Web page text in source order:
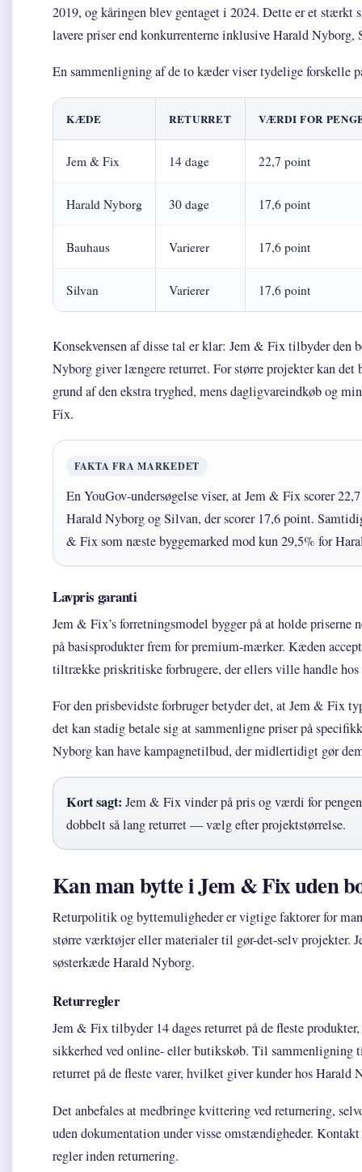
2019, og kåringen blev gentaget i 2024. Dette er et stærkt
lavere priser end konkurrenterne inklusive Harald Nyborg,
En sammenligning af de to kæder viser tydelige forskelle
KÆDE RETURRET VÆRDI FOR
Jem & Fix 14 dage 22,7 point
Harald Nyborg 30 dage 17,6 point
Bauhaus Varierer 17,6 point
Silvan Varierer 17,6 point
Konsekvensen af disse tal er klar: Jem & Fix tilbyder den
Nyborg giver længere returret. For større projekter kan
grund af den ekstra tryghed, mens dagligvareindkøb og
Fix.
FAKTA FRA MARKEDET
En YouGov-undersøgelse viser, at Jem & Fix scorer
Harald Nyborg og Silvan, der scorer 17,6 point.
& Fix som næste byggemarked mod kun 29,5% for
Lavpris garanti
Jem & Fix’s forretningsmodel bygger på at holde
på basisprodukter frem for premium-mærker. Kæden
tiltrække priskritiske forbrugere, der ellers ville handle hos
For den prisbevidste forbruger betyder det, at Jem & Fix
det kan stadig betale sig at sammenligne priser på
Nyborg kan have kampagnetilbud, der midlertidigt gør
Kort sagt: Jem & Fix vinder på pris og værdi for
dobbelt så lang returret — vælg efter projektstørrelse.
Kan man bytte i Jem & Fix uden
Returpolitik og byttemuligheder er vigtige faktorer for
større værktøjer eller materialer til gør-det-selv projekter.
søsterkæde Harald Nyborg.
Returregler
Jem & Fix tilbyder 14 dages returret på de fleste
sikkerhed ved online- eller butikskøb. Til sammenligning
returret på de fleste varer, hvilket giver kunder hos
Det anbefales at medbringe kvittering ved returnering,
uden dokumentation under visse omstændigheder.
regler inden returnering.